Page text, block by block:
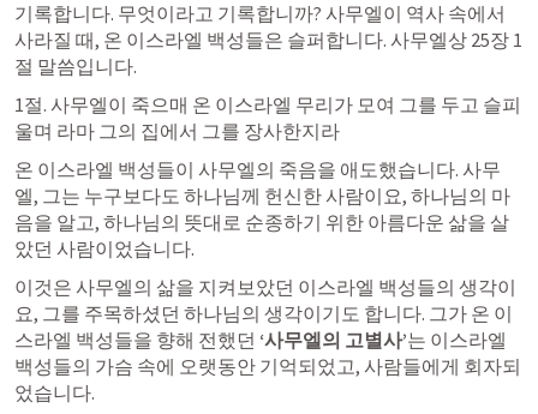
기록합니다. 무엇이라고 기록합니까? 사무엘이 역사 속에서
사라질 때, 온 이스라엘 백성들은 슬퍼합니다. 사무엘상 25장 1
절 말씀입니다.
​1절. 사무엘이 죽으매 온 이스라엘 무리가 모여 그를 두고 슬피
울며 라마 그의 집에서 그를 장사한지라
​온 이스라엘 백성들이 사무엘의 죽음을 애도했습니다. 사무
엘, 그는 누구보다도 하나님께 헌신한 사람이요, 하나님의 마
음을 알고, 하나님의 뜻대로 순종하기 위한 아름다운 삶을 살
았던 사람이었습니다.
​이것은 사무엘의 삶을 지켜보았던 이스라엘 백성들의 생각이
요, 그를 주목하셨던 하나님의 생각이기도 합니다. 그가 온 이
스라엘 백성들을 향해 전했던 ‘사무엘의 고별사’는 이스라엘
백성들의 가슴 속에 오랫동안 기억되었고, 사람들에게 회자되
었습니다.